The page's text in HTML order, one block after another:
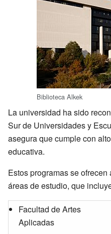
Biblioteca Alkek
La universidad ha sido
Sur de Universidades y
asegura que cumple con
educativa.
Estos programas se
áreas de estudio, que
Facultad de Artes
Aplicadas